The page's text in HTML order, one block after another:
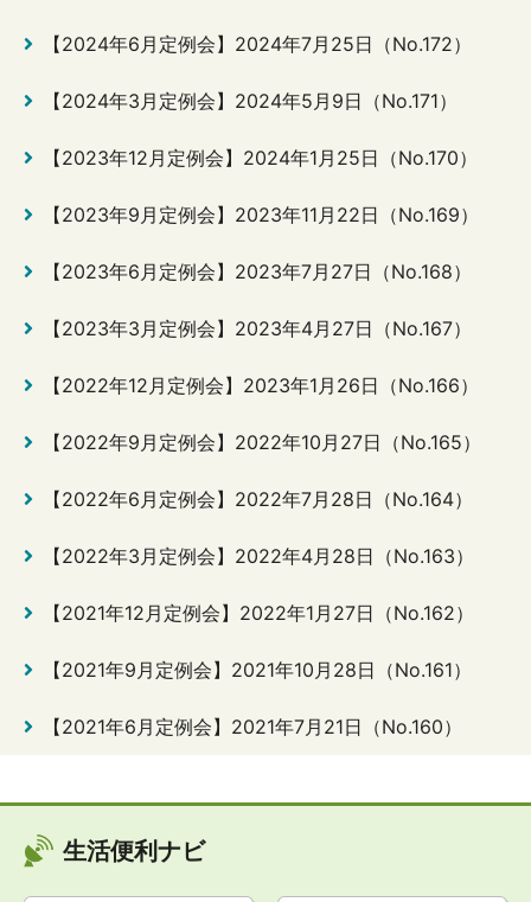
【2024年6月定例会】2024年7月25日（No.172）
【2024年3月定例会】2024年5月9日（No.171）
【2023年12月定例会】2024年1月25日（No.170）
【2023年9月定例会】2023年11月22日（No.169）
【2023年6月定例会】2023年7月27日（No.168）
【2023年3月定例会】2023年4月27日（No.167）
【2022年12月定例会】2023年1月26日（No.166）
【2022年9月定例会】2022年10月27日（No.165）
【2022年6月定例会】2022年7月28日（No.164）
【2022年3月定例会】2022年4月28日（No.163）
【2021年12月定例会】2022年1月27日（No.162）
【2021年9月定例会】2021年10月28日（No.161）
【2021年6月定例会】2021年7月21日（No.160）
生活便利ナビ